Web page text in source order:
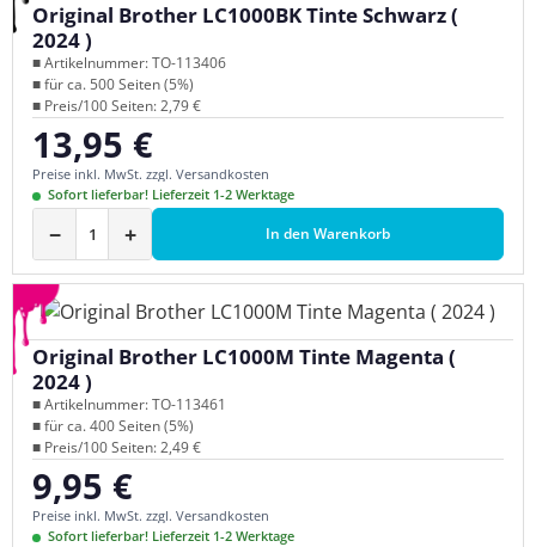
Original Brother LC1000BK Tinte Schwarz (
2024 )
■ Artikelnummer: TO-113406
■ für ca. 500 Seiten (5%)
■ Preis/100 Seiten: 2,79 €
Regulärer Preis:
13,95 €
Preise inkl. MwSt. zzgl. Versandkosten
Sofort lieferbar! Lieferzeit 1-2 Werktage
− + In den Warenkorb
Original Brother LC1000M Tinte Magenta (
2024 )
■ Artikelnummer: TO-113461
■ für ca. 400 Seiten (5%)
■ Preis/100 Seiten: 2,49 €
Regulärer Preis:
9,95 €
Preise inkl. MwSt. zzgl. Versandkosten
Sofort lieferbar! Lieferzeit 1-2 Werktage